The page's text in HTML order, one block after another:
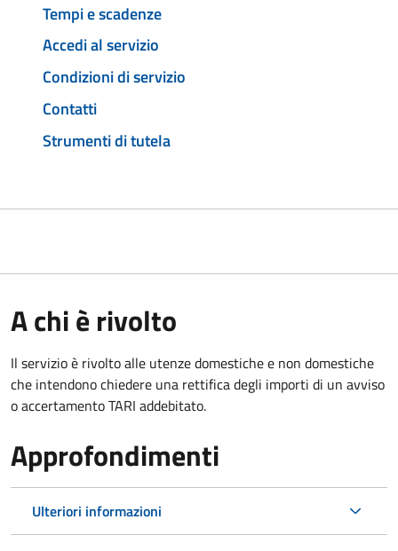
Tempi e scadenze
Accedi al servizio
Condizioni di servizio
Contatti
Strumenti di tutela
A chi è rivolto
Il servizio è rivolto alle utenze domestiche e non domestiche
che intendono chiedere una rettifica degli importi di un avviso
o accertamento TARI addebitato.
Approfondimenti
Ulteriori informazioni